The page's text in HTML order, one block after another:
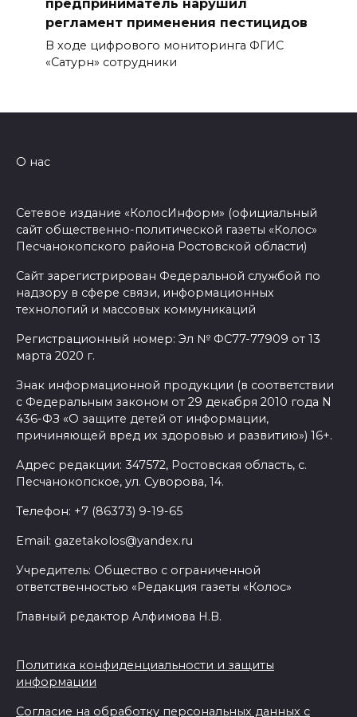
предприниматель нарушил
регламент применения пестицидов
В ходе цифрового мониторинга ФГИС
«Сатурн» сотрудники
О нас
Сетевое издание «КолосИнформ» (официальный
сайт общественно-политической газеты «Колос»
Песчанокопского района Ростовской области)
Сайт зарегистрирован Федеральной службой по
надзору в сфере связи, информационных
технологий и массовых коммуникаций
Регистрационный номер: Эл № ФС77-77909 от 13
марта 2020 г.
Знак информационной продукции (в соответствии
с Федеральным законом от 29 декабря 2010 года N
436-ФЗ «О защите детей от информации,
причиняющей вред их здоровью и развитию») 16+.
Адрес редакции: 347572, Ростовская область, с.
Песчанокопское, ул. Суворова, 14.
Телефон: +7 (86373) 9-19-65
Email: gazetakolos@yandex.ru
Учредитель: Общество с ограниченной
ответственностью «Редакция газеты «Колос»
Главный редактор Алфимова Н.В.
Политика конфиденциальности и защиты
информации
Согласие на обработку персональных данных с